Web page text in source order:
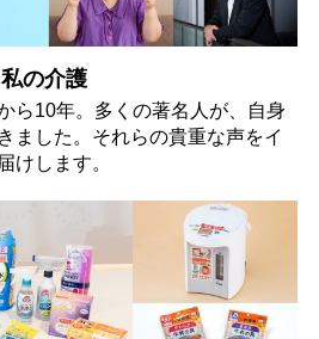
の介護
ら10年。多くの著名人が、自身
ました。それらの貴重な声をイ
けします。